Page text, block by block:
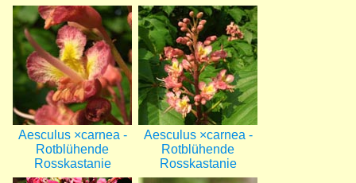
Bild
Aesculus ×carnea -
Rotblühende
Rosskastanie
Bild
Aesculus ×carnea -
Rotblühende
Rosskastanie